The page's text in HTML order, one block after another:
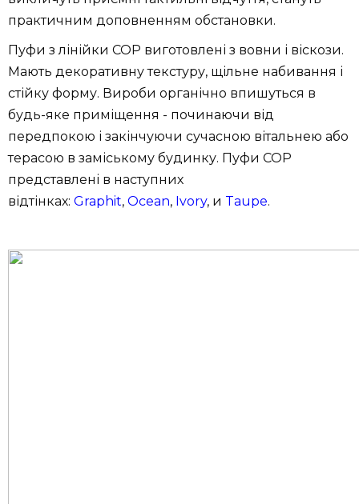
практичним доповненням обстановки.
Пуфи з лінійки COP виготовлені з вовни і віскози.
Мають декоративну текстуру, щільне набивання і
стійку форму. Вироби органічно впишуться в
будь-яке приміщення - починаючи від
передпокою і закінчуючи сучасною вітальнею або
терасою в заміському будинку. Пуфи COP
представлені в наступних
відтінках: Graphit, Ocean, Ivory, и Taupe.